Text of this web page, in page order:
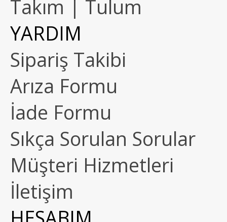
Takım | Tulum
YARDIM
Sipariş Takibi
Arıza Formu
İade Formu
Sıkça Sorulan Sorular
Müşteri Hizmetleri
İletişim